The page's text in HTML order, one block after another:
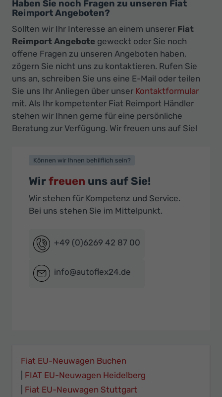
Haben Sie noch Fragen zu unseren Fiat
Reimport Angeboten?
Sollten wir Ihr Interesse an einem unserer Fiat
Reimport Angebote geweckt oder Sie noch
offene Fragen zu unseren Angeboten haben,
zögern Sie nicht uns zu kontaktieren. Rufen Sie
uns an, schreiben Sie uns eine E-Mail oder teilen
Sie uns Ihr Anliegen über unser Kontaktformular
mit. Als Ihr kompetenter Fiat Reimport Händler
stehen wir Ihnen gerne für eine persönliche
Beratung zur Verfügung. Wir freuen uns auf Sie!
Können wir Ihnen behilflich sein?
Wirfreuen uns auf Sie!
Wir stehen für Kompetenz und Service.
Bei uns stehen Sie im Mittelpunkt.
+49 (0)6269 42 87 00
info@autoflex24.de
Fiat EU-Neuwagen Buchen
FIAT EU-Neuwagen Heidelberg
Fiat EU-Neuwagen Stuttgart